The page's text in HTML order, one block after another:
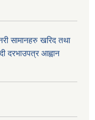
सामानहरु खरिद तथा
दरभाउपत्र आह्वान